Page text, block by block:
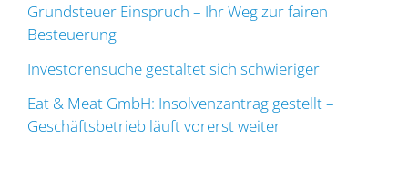
Grundsteuer Einspruch – Ihr Weg zur fairen
Besteuerung
Investorensuche gestaltet sich schwieriger
Eat & Meat GmbH: Insolvenzantrag gestellt –
Geschäftsbetrieb läuft vorerst weiter